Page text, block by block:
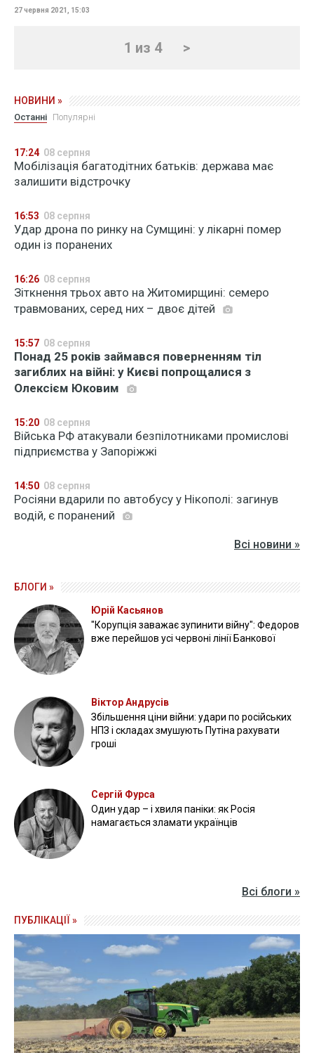
27 червня 2021, 15:03
1 из 4 >
НОВИНИ »
Останні Популярні
17:24 08 серпня
Мобілізація багатодітних батьків: держава має
залишити відстрочку
16:53 08 серпня
Удар дрона по ринку на Сумщині: у лікарні помер
один із поранених
16:26 08 серпня
Зіткнення трьох авто на Житомирщині: семеро
травмованих, серед них – двоє дітей
15:57 08 серпня
Понад 25 років займався поверненням тіл
загиблих на війні: у Києві попрощалися з
Олексієм Юковим
15:20 08 серпня
Війська РФ атакували безпілотниками промислові
підприємства у Запоріжжі
14:50 08 серпня
Росіяни вдарили по автобусу у Нікополі: загинув
водій, є поранений
Всі новини »
БЛОГИ »
Юрій Касьянов
"Корупція заважає зупинити війну": Федоров
вже перейшов усі червоні лінії Банкової
Віктор Андрусів
Збільшення ціни війни: удари по російських
НПЗ і складах змушують Путіна рахувати
гроші
Сергій Фурса
Один удар – і хвиля паніки: як Росія
намагається зламати українців
Всі блоги »
ПУБЛІКАЦІЇ »